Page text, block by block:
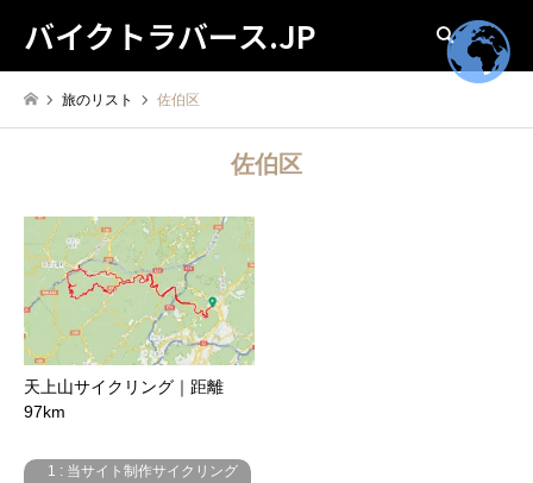
バイクトラバース.JP 検索
旅のリスト 佐伯区
佐伯区
天上山サイクリング｜距離
97km
1 : 当サイト制作サイクリング